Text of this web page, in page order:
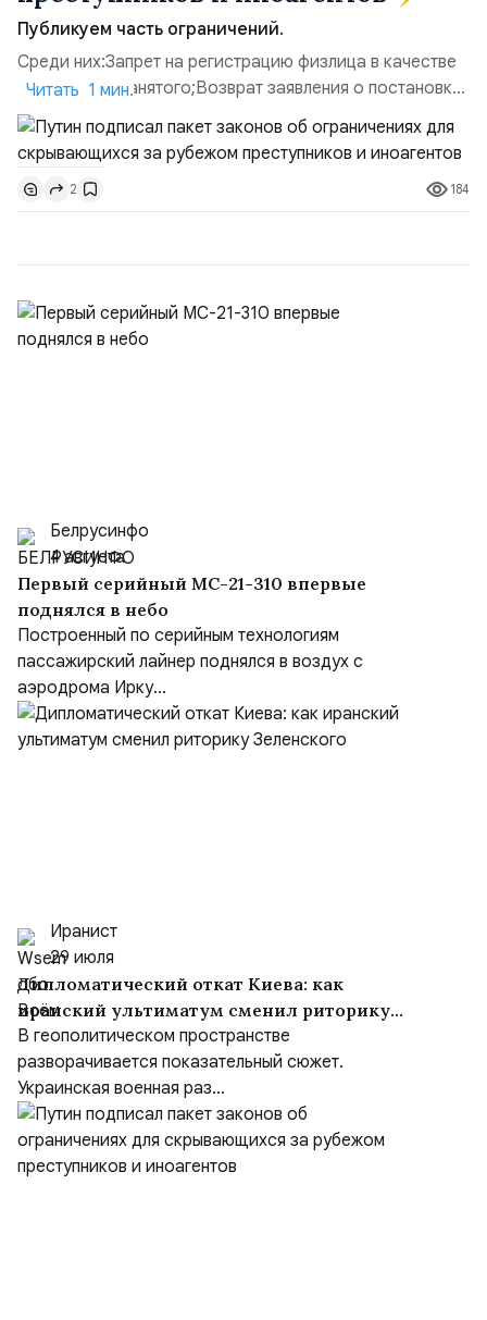
Публикуем часть ограничений.
Среди них:Запрет на регистрацию физлица в качестве
ИП или самозанятого;Возврат заявления о постановке
недвижимости на кадастровый учет;Ограничение
водительских прав;Запрет регистрации транспортных
средств и на заключение сделок по
доверенности;Отказ в заключении кредитного
договора, предоставлении государственных и
Читать 1 мин.
2 184
Белрусинфо
4 августа
Первый серийный МС-21-310 впервые
поднялся в небо
Построенный по серийным технологиям
пассажирский лайнер поднялся в воздух с
аэродрома Ирку...
Иранист
29 июля
Дипломатический откат Киева: как
иранский ультиматум сменил риторику
Зеленского
В геополитическом пространстве
разворачивается показательный сюжет.
Украинская военная раз...